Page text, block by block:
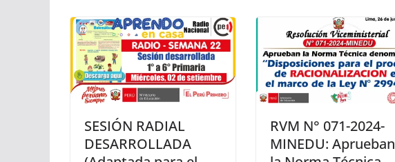
SESIÓN RADIAL
DESARROLLADA
RVM N° 071-2024-
MINEDU: Aprueban